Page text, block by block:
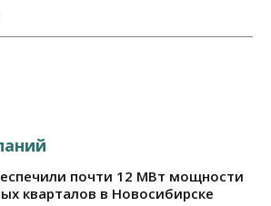
почти 12 МВт мощности
кварталов в Новосибирске